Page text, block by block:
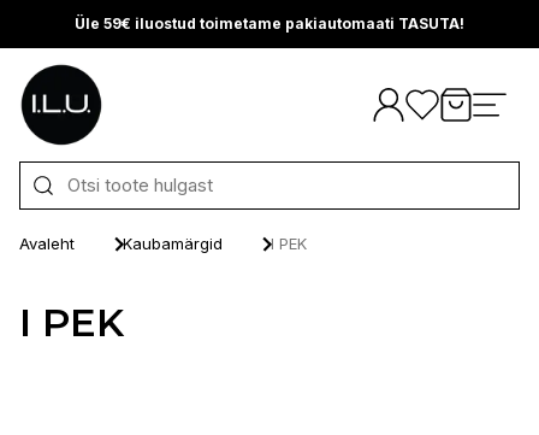
Üle 59€ iluostud toimetame pakiautomaati TASUTA!
Otse sisu juurde
Avaleht Kaubamärgid I PEK
I PEK